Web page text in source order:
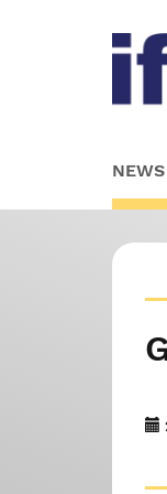
to
main
NEWS